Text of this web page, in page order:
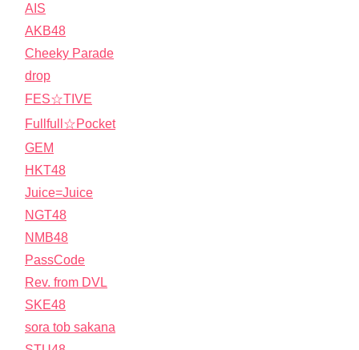
AIS
AKB48
Cheeky Parade
drop
FES☆TIVE
Fullfull☆Pocket
GEM
HKT48
Juice=Juice
NGT48
NMB48
PassCode
Rev. from DVL
SKE48
sora tob sakana